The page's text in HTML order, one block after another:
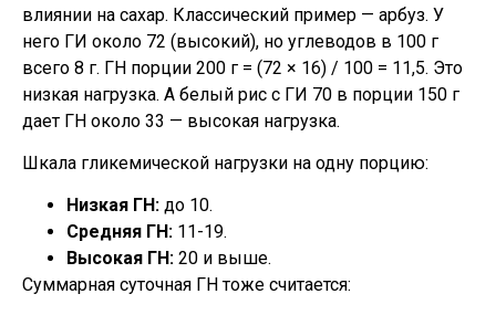
влиянии на сахар. Классический пример — арбуз. У
него ГИ около 72 (высокий), но углеводов в 100 г
всего 8 г. ГН порции 200 г = (72 × 16) / 100 = 11,5. Это
низкая нагрузка. А белый рис с ГИ 70 в порции 150 г
дает ГН около 33 — высокая нагрузка.
Шкала гликемической нагрузки на одну порцию:
Низкая ГН: до 10.
Средняя ГН: 11-19.
Высокая ГН: 20 и выше.
Суммарная суточная ГН тоже считается: